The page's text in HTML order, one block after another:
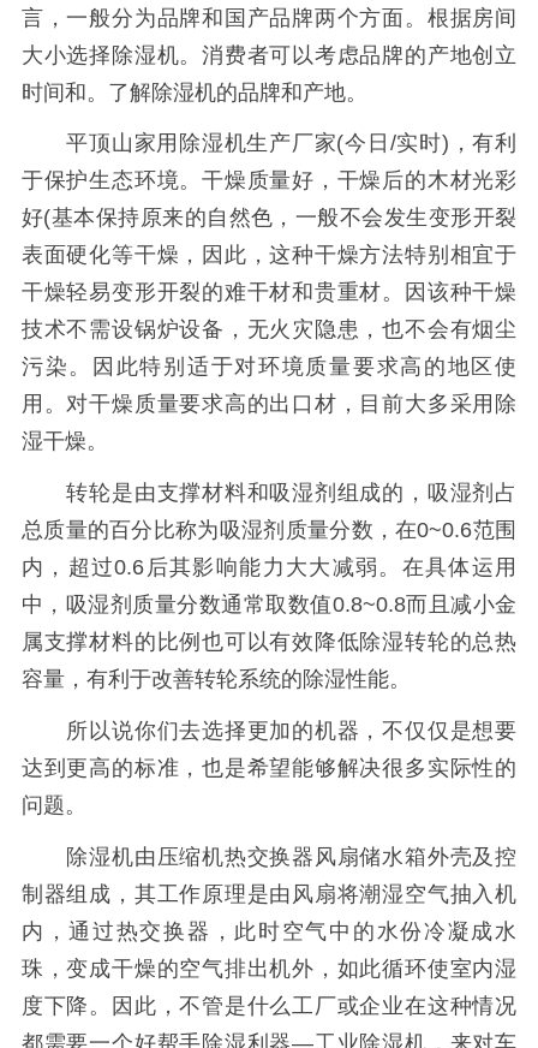
言，一般分为品牌和国产品牌两个方面。根据房间
大小选择除湿机。消费者可以考虑品牌的产地创立
时间和。了解除湿机的品牌和产地。
平顶山家用除湿机生产厂家(今日/实时)，有利
于保护生态环境。干燥质量好，干燥后的木材光彩
好(基本保持原来的自然色，一般不会发生变形开裂
表面硬化等干燥，因此，这种干燥方法特别相宜于
干燥轻易变形开裂的难干材和贵重材。因该种干燥
技术不需设锅炉设备，无火灾隐患，也不会有烟尘
污染。因此特别适于对环境质量要求高的地区使
用。对干燥质量要求高的出口材，目前大多采用除
湿干燥。
转轮是由支撑材料和吸湿剂组成的，吸湿剂占
总质量的百分比称为吸湿剂质量分数，在0~0.6范围
内，超过0.6后其影响能力大大减弱。在具体运用
中，吸湿剂质量分数通常取数值0.8~0.8而且减小金
属支撑材料的比例也可以有效降低除湿转轮的总热
容量，有利于改善转轮系统的除湿性能。
所以说你们去选择更加的机器，不仅仅是想要
达到更高的标准，也是希望能够解决很多实际性的
问题。
除湿机由压缩机热交换器风扇储水箱外壳及控
制器组成，其工作原理是由风扇将潮湿空气抽入机
内，通过热交换器，此时空气中的水份冷凝成水
珠，变成干燥的空气排出机外，如此循环使室内湿
度下降。因此，不管是什么工厂或企业在这种情况
都需要一个好帮手除湿利器—工业除湿机，来对车